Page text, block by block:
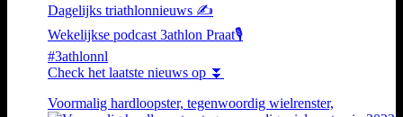
Dagelijks triathlonnieuws ✍️
Wekelijkse podcast 3athlon Praat🎙️
#3athlonnl
Check het laatste nieuws op ⏬
Voormalig hardloopster, tegenwoordig wielrenster,